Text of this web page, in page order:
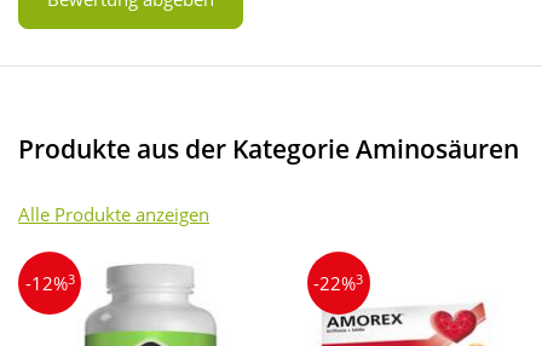
Produkte aus der Kategorie Aminosäuren
Alle Produkte anzeigen
-12%3 -22%3